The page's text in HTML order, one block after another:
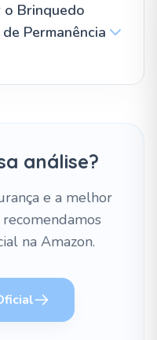
o Brinquedo
Permanência
análise?
e a melhor
na Amazon.